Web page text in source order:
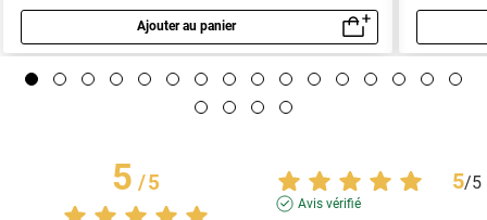
Ajouter au panier
Aperçu rapide
5/5 5/5
Avis vérifié